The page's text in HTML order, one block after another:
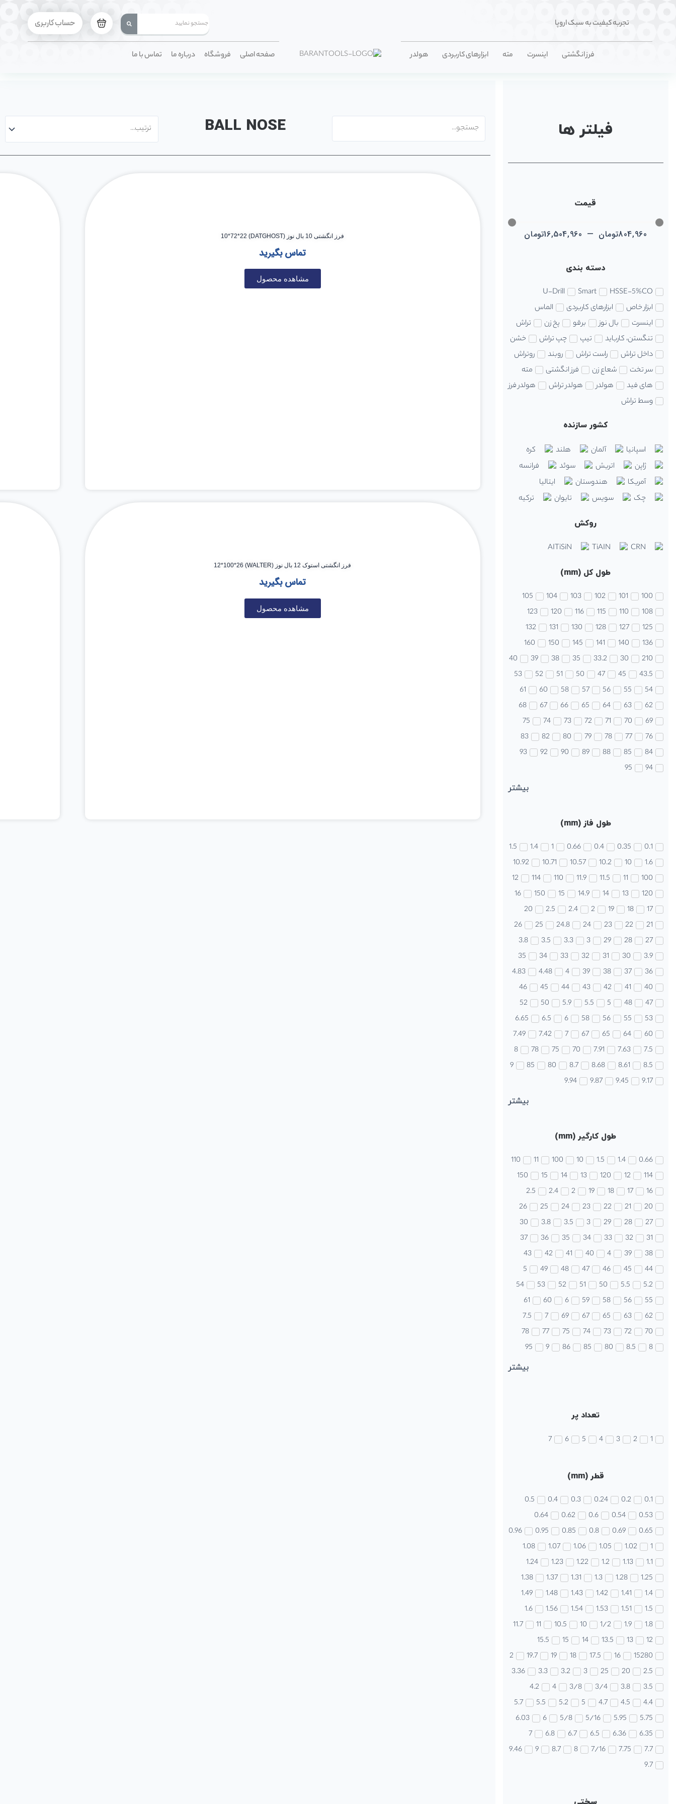
تجربه کیفیت به سبک اروپا
فرز انگشتی اینسرت مته ابزارهای کاربردی هولدر
حساب کاربری
صفحه اصلی فروشگاه درباره ما تماس با ما
فیلتر ها
قیمت
804,960تومان —
16,504,960تومان
دسته بندی
HSSE-5%CO
Smart
U-Drill
ابزار خاص
ابزارهای کاربردی
الماس
اینسرت
بال نوز برقو پخ زن
تراش
تنگستن، کارباید
تیپ چپ تراش
خشن
داخل تراش
راست تراش روبند
روتراش
سر تخت
شعاع زن فرز انگشتی
مته
های فید
هولدر هولدر تراش
هولدر فرز
وسط تراش
کشور سازنده
اسپانیا آلمان هلند
کره
ژاپن
اتریش سوئد
فرانسه
آمریکا
هندوستان
ایتالیا
چک
سویس تایوان ترکیه
روکش
CRN
TiAIN
AITiSiN
طول کل (mm)
100
101
102
103
104
105
108
110
115
116
120
123
125
127
128
130
131
132
136
140
141
145
150
160
210
30
33.2
35
38
39
40
43.5
45
47
50
51
52
53
54
55
56
57
58
60
61
62
63
64
65
66
67
68
69
70
71
72
73
74
75
76
77
78
79
80
82
83
84
85
88
89
90
92
93
94
95
بیشتر
طول فاز (mm)
0.1
0.35
0.4
0.66
1
1.4
1.5
1.6
10
10.2
10.57
10.71
10.92
100
11
11.5
11.9
110
114
12
120
13
14
14.9
15
150
16
17
18
19
2
2.4
2.5
20
21
22
23
24
24.8
25
26
27
28
29
3
3.3
3.5
3.8
3.9
30
31
32
33
34
35
36
37
38
39
4
4.48
4.83
40
41
42
43
44
45
46
47
48
5
5.5
5.9
50
52
53
55
56
58
6
6.5
6.65
60
64
65
67
7
7.42
7.49
7.5
7.63
7.91
70
75
78
8
8.5
8.61
8.68
8.7
80
85
9
9.17
9.45
9.87
9.94
بیشتر
طول کارگیر (mm)
0.66
1.4
1.5
10
100
11
110
114
12
120
13
14
15
150
16
17
18
19
2
2.4
2.5
20
21
22
23
24
25
26
27
28
29
3
3.5
3.8
30
31
32
33
34
35
36
37
38
39
4
40
41
42
43
44
45
46
47
48
49
5
5.2
5.5
50
51
52
53
54
55
56
58
59
6
60
61
62
63
65
67
69
7
7.5
70
72
73
74
75
77
78
8
8.5
80
85
86
9
95
بیشتر
تعداد پر
1
2
3
4
5
6
7
قطر (mm)
0.1
0.2
0.24
0.3
0.4
0.5
0.53
0.54
0.6
0.62
0.64
0.65
0.69
0.8
0.85
0.95
0.96
1
1.02
1.05
1.06
1.07
1.08
1.1
1.13
1.2
1.22
1.23
1.24
1.25
1.28
1.3
1.31
1.37
1.38
1.4
1.41
1.42
1.43
1.48
1.49
1.5
1.51
1.53
1.54
1.56
1.6
1.8
1.9
1/2
10
10.5
11
11.7
12
13
13.5
14
15
15.5
15280
16
17.5
18
19
19.7
2
2.5
20
25
3
3.2
3.3
3.36
3.5
3.8
3/4
3/8
4
4.2
4.4
4.5
4.7
5
5.2
5.5
5.7
5.75
5.95
5/16
5/8
6
6.03
6.35
6.36
6.5
6.7
6.8
7
7.7
7.75
7/16
8
8.7
9
9.46
9.7
BALL NOSE
فرز انگشتی 10 بال نوز (DATGHOST) 10*72*22
تماس بگیرید
مشاهده محصول
فرز انگشتی استوک 12 بال نوز (WALTER) 12*100*26
تماس بگیرید
مشاهده محصول